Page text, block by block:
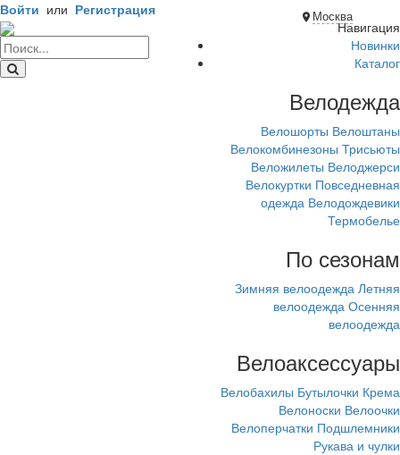
Москва
Войти или Регистрация
Навигация
Новинки
Каталог
Велодежда
Велошорты Велоштаны
Велокомбинезоны Трисьюты
Веложилеты Велоджерси
Велокуртки Повседневная
одежда Велодождевики
Термобелье
По сезонам
Зимняя велоодежда Летняя
велоодежда Осенняя
велоодежда
Велоаксессуары
Велобахилы Бутылочки Крема
Велоноски Велоочки
Велоперчатки Подшлемники
Рукава и чулки